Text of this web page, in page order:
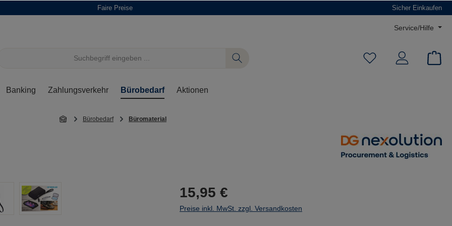
Faire Preise Sicher Einkaufen
Service/Hilfe
Banking Zahlungsverkehr Bürobedarf Aktionen
Bürobedarf Büromaterial
15,95 €
Preise inkl. MwSt. zzgl. Versandkosten